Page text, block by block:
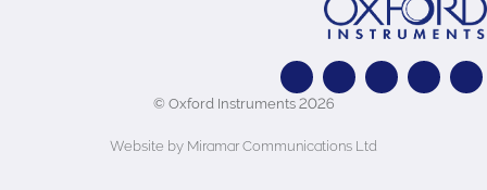
© Oxford Instruments 2026
Website by Miramar Communications Ltd